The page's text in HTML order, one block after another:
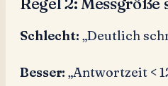
Schlecht: „Deutlich
Besser: „Antwortzeit <